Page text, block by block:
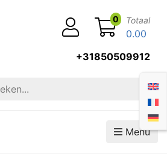
+31850509912
0 Totaal
0.00
Menu